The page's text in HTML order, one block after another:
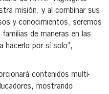
misión, y al combinar sus
y conocimientos, seremos
de maneras en las
hacerlo por sí solo”,
contenidos multi-
mostrando